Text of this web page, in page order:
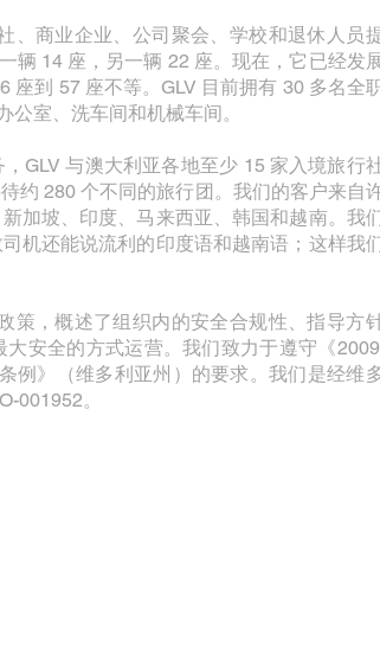
、商业企业、公司聚会、学校和退休人员
辆 14 座，另一辆 22 座。现在，它已经发
到 57 座不等。GLV 目前拥有 30 多名全
室、洗车间和机械车间。
GLV 与澳大利亚各地至少 15 家入境旅行
约 280 个不同的旅行团。我们的客户来自
加坡、印度、马来西亚、韩国和越南。我
机还能说流利的印度语和越南语；这样我
策，概述了组织内的安全合规性、指导方
安全的方式运营。我们致力于遵守《
例》（维多利亚州）的要求。我们是经维
001952。